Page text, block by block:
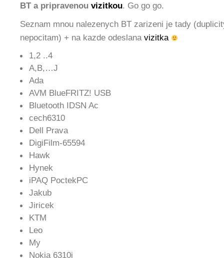
BT a pripravenou vizitkou. Go go go.
Seznam mnou nalezenych BT zarizeni je tady
nepocitam) + na kazde odeslana vizitka
1,2 ..4
A,B,…J
Ada
AVM BlueFRITZ! USB
Bluetooth IDSN Ac
cech6310
Dell Prava
DigiFilm-65594
Hawk
Hynek
iPAQ PoctekPC
Jakub
Jiricek
KTM
Leo
My
Nokia 6310i